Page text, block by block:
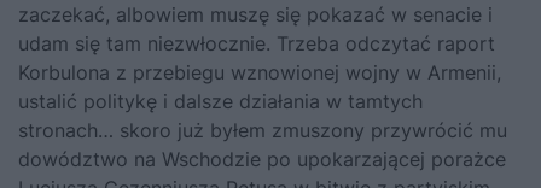
zaczekać, albowiem muszę się pokazać w senacie i
udam się tam niezwłocznie. Trzeba odczytać raport
Korbulona z przebiegu wznowionej wojny w Armenii,
ustalić politykę i dalsze działania w tamtych
stronach… skoro już byłem zmuszony przywrócić mu
dowództwo na Wschodzie po upokarzającej porażce